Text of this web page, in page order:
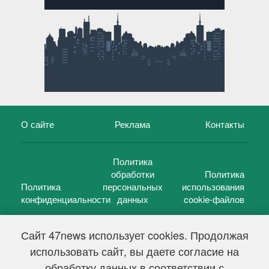
Сайт 47news использует cookies. Продолжая
использовать сайт, вы даете согласие на
О сайте Реклама Контакты
Политика
конфиденциальности
Политика
обработки
персональных
данных
Политика
использования
cookie-файлов
47 новостей (47 news)2005 — 2026 г.